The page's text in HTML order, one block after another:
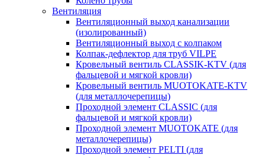
Вентиляция
Вентиляционный выход канализации
(изолированный)
Вентиляционный выход с колпаком
Колпак-дефлектор для труб VILPE
Кровельный вентиль CLASSIK-KTV (для
фальцевой и мягкой кровли)
Кровельный вентиль MUOTOKATE-KTV
(для металлочерепицы)
Проходной элемент CLASSIC (для
фальцевой и мягкой кровли)
Проходной элемент MUOTOKATE (для
металлочерепицы)
Проходной элемент PELTI (для